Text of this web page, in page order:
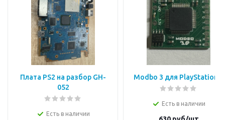
Плата PS2 на разбор GH-
052
Есть в наличии
Modbo 3 для PlayStation 2
Есть в наличии